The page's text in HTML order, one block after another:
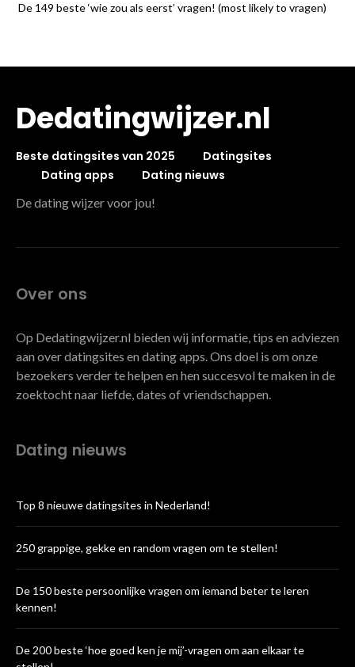
De 149 beste ‘wie zou als eerst’ vragen! (most likely to vragen)
Dedatingwijzer.nl
Beste datingsites van 2025
Datingsites
Dating apps
Dating nieuws
De dating wijzer voor jou!
Over ons
Op Dedatingwijzer.nl bieden wij informatie, tips en adviezen
aan over datingsites en dating apps. Ons doel is om onze
bezoekers verder te helpen en hen succesvol te maken in de
zoektocht naar liefde, dates of vriendschappen.
Dating nieuws
Top 8 nieuwe datingsites in Nederland!
250 grappige, gekke en random vragen om te stellen!
De 150 beste persoonlijke vragen om iemand beter te leren
kennen!
De 200 beste ‘hoe goed ken je mij’-vragen om aan elkaar te